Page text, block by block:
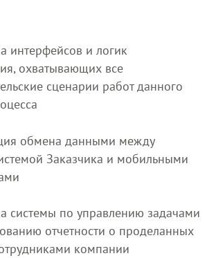
интерфейсов и логик
охватывающих все
сценарии работ данного
обмена данными между
Заказчика и мобильными
системы по управлению задачами
отчетности о проделанных
компании